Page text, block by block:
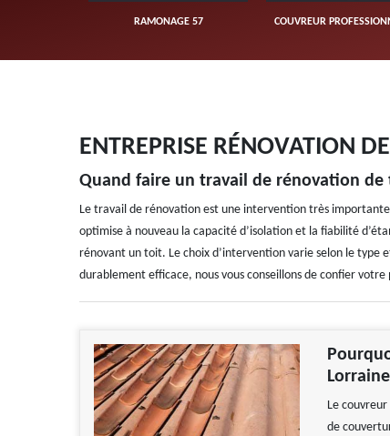
COUVREUR PROFESSIONNEL 57 ETANCHÉITÉ DE
ENTREPRISE RÉNOVATION
Quand faire un travail de rénovation de
Le travail de rénovation est une intervention très
optimise à nouveau la capacité d’isolation et la fiabilité
rénovant un toit. Le choix d’intervention varie selon le type
durablement efficace, nous vous conseillons de confier
Le
de